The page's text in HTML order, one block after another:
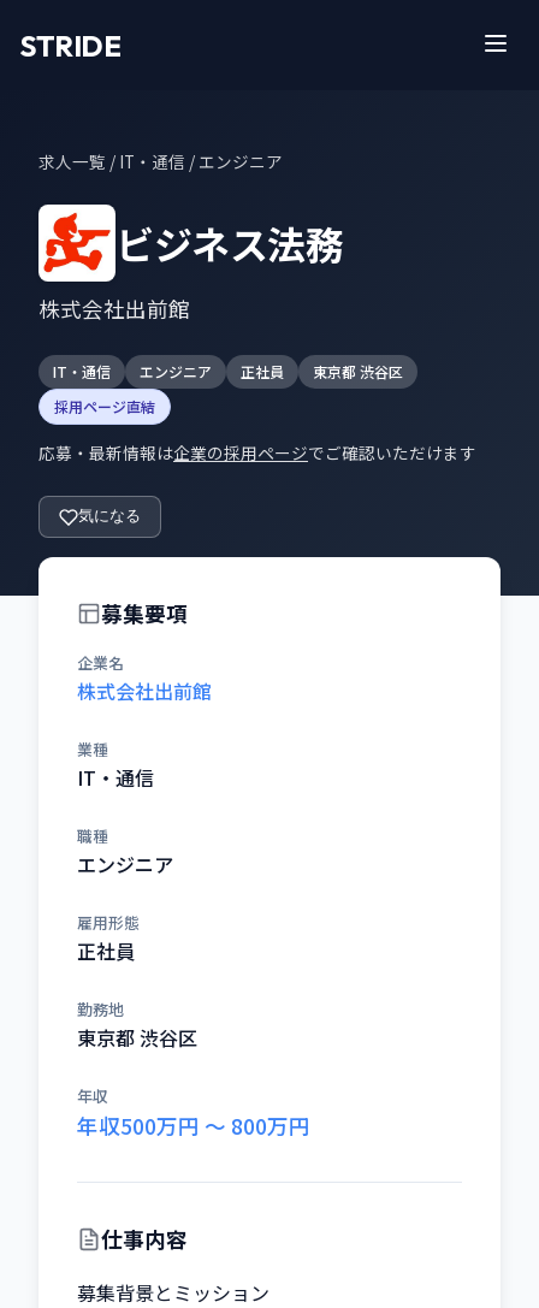
STRIDE
求人一覧 / IT・通信 / エンジニア
ビジネス法務
株式会社出前館
IT・通信 エンジニア 正社員
東京都 渋谷区
採用ページ直結
応募・最新情報は企業の採用ページでご確認いただけます
気になる
募集要項
企業名
株式会社出前館
業種
IT・通信
職種
エンジニア
雇用形態
正社員
勤務地
東京都 渋谷区
年収
年収500万円 〜 800万円
仕事内容
募集背景とミッション